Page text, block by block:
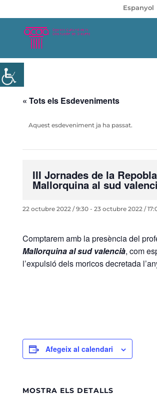
Espanyol
« Tots els Esdeveniments
Aquest esdeveniment ja ha passat.
III Jornades de la
Mallorquina al sud
22 octubre 2022 / 9:30- 23 octubre 2022 /
Comptarem amb la presència del
Mallorquina al sud valencià, com
l’expulsió dels moricos decretada
Afegeix al calendari
MOSTRA ELS DETALLS